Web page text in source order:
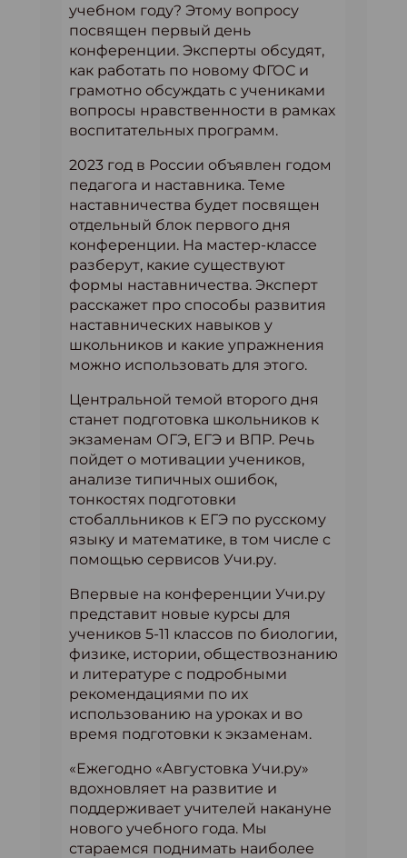
учебном году? Этому вопросу
посвящен первый день
конференции. Эксперты обсудят,
как работать по новому ФГОС и
грамотно обсуждать с учениками
вопросы нравственности в рамках
воспитательных программ.
2023 год в России объявлен годом
педагога и наставника. Теме
наставничества будет посвящен
отдельный блок первого дня
конференции. На мастер-классе
разберут, какие существуют
формы наставничества. Эксперт
расскажет про способы развития
наставнических навыков у
школьников и какие упражнения
можно использовать для этого.
Центральной темой второго дня
станет подготовка школьников к
экзаменам ОГЭ, ЕГЭ и ВПР. Речь
пойдет о мотивации учеников,
анализе типичных ошибок,
тонкостях подготовки
стобалльников к ЕГЭ по русскому
языку и математике, в том числе с
помощью сервисов Учи.ру.
Впервые на конференции Учи.ру
представит новые курсы для
учеников 5-11 классов по биологии,
физике, истории, обществознанию
и литературе с подробными
рекомендациями по их
использованию на уроках и во
время подготовки к экзаменам.
«Ежегодно «Августовка Учи.ру»
вдохновляет на развитие и
поддерживает учителей накануне
нового учебного года. Мы
стараемся поднимать наиболее